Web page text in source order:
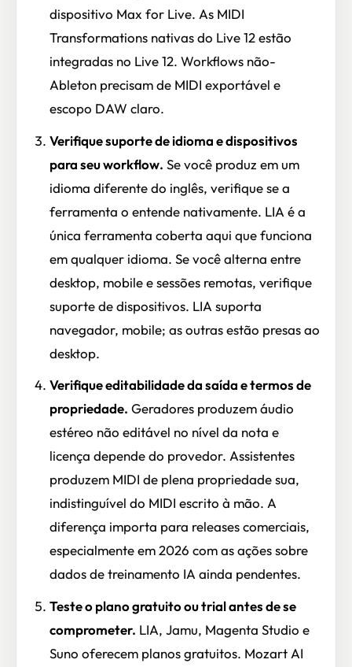
dispositivo Max for Live. As MIDI
Transformations nativas do Live 12 estão
integradas no Live 12. Workflows não-
Ableton precisam de MIDI exportável e
escopo DAW claro.
Verifique suporte de idioma e dispositivos
para seu workflow. Se você produz em um
idioma diferente do inglês, verifique se a
ferramenta o entende nativamente. LIA é a
única ferramenta coberta aqui que funciona
em qualquer idioma. Se você alterna entre
desktop, mobile e sessões remotas, verifique
suporte de dispositivos. LIA suporta
navegador, mobile; as outras estão presas ao
desktop.
Verifique editabilidade da saída e termos de
propriedade. Geradores produzem áudio
estéreo não editável no nível da nota e
licença depende do provedor. Assistentes
produzem MIDI de plena propriedade sua,
indistinguível do MIDI escrito à mão. A
diferença importa para releases comerciais,
especialmente em 2026 com as ações sobre
dados de treinamento IA ainda pendentes.
Teste o plano gratuito ou trial antes de se
comprometer. LIA, Jamu, Magenta Studio e
Suno oferecem planos gratuitos. Mozart AI